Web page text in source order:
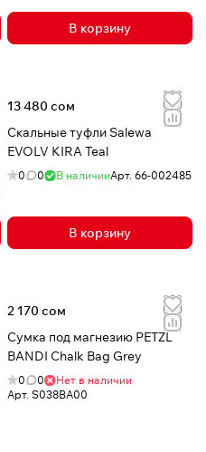
В корзину
13 480 сом
Скальные туфли Salewa
EVOLV KIRA Teal
0 0 В наличииАрт. 66-002485
В корзину
2 170 сом
Сумка под магнезию PETZL
BANDI Chalk Bag Grey
0 0
Нет в наличии
Арт. S038BA00